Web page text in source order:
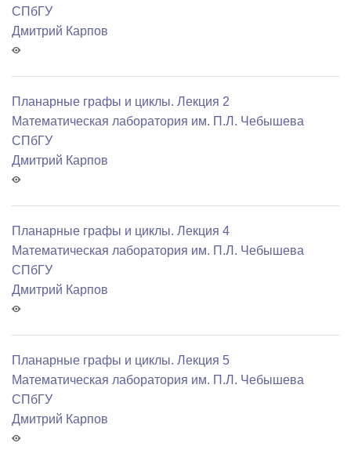
СПбГУ
Дмитрий Карпов
Планарные графы и циклы. Лекция 2
Математичеcкая лаборатория им. П.Л. Чебышева
СПбГУ
Дмитрий Карпов
Планарные графы и циклы. Лекция 4
Математичеcкая лаборатория им. П.Л. Чебышева
СПбГУ
Дмитрий Карпов
Планарные графы и циклы. Лекция 5
Математичеcкая лаборатория им. П.Л. Чебышева
СПбГУ
Дмитрий Карпов